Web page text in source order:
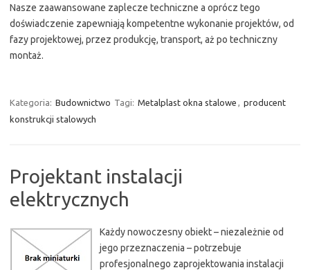
Nasze zaawansowane zaplecze techniczne a oprócz tego
doświadczenie zapewniają kompetentne wykonanie projektów, od
fazy projektowej, przez produkcję, transport, aż po techniczny
montaż.
Kategoria: Budownictwo Tagi: Metalplast okna stalowe , producent
konstrukcji stalowych
Projektant instalacji
elektrycznych
Każdy nowoczesny obiekt – niezależnie od
jego przeznaczenia – potrzebuje
profesjonalnego zaprojektowania instalacji